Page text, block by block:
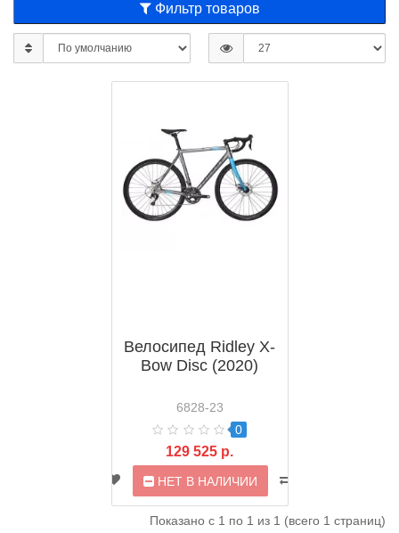
Фильтр товаров
Велосипед Ridley X-
Bow Disc (2020)
6828-23
0
129 525 р.
НЕТ В НАЛИЧИИ
Показано с 1 по 1 из 1 (всего 1 страниц)